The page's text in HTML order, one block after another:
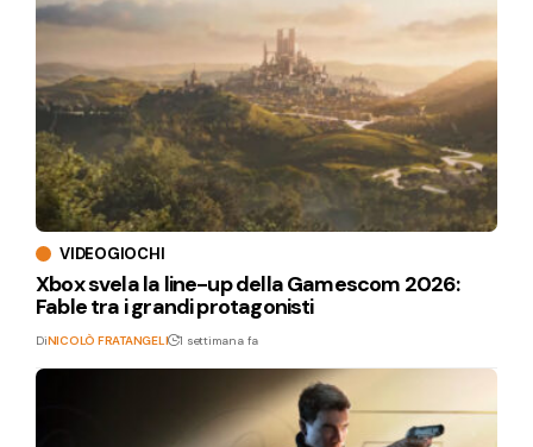
VIDEOGIOCHI
Xbox svela la line-up della Gamescom 2026:
Fable tra i grandi protagonisti
DiNICOLÒ FRATANGELI 1 settimana fa